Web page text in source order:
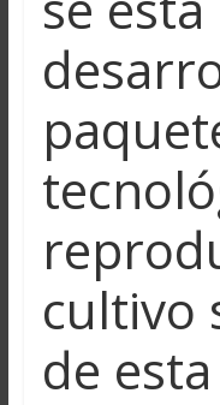
cultivo
de